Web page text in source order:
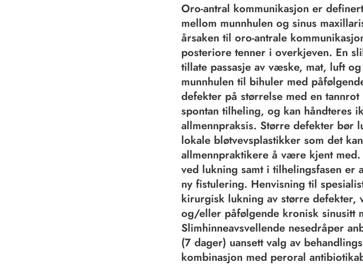
Oro-antral kommunikasjon er
mellom munnhulen og sinus
årsaken til oro-antrale
posteriore tenner i overkjeven. En
tillate passasje av væske, mat, luft
munnhulen til bihuler med
defekter på størrelse med en
spontan tilheling, og kan håndteres
allmennpraksis. Større defekter bør
lokale bløtvevsplastikker som det
allmennpraktikere å være kjent
ved lukning samt i tilhelingsfasen er
ny fistulering. Henvisning til
kirurgisk lukning av større defekter,
og/eller påfølgende kronisk sinusitt
Slimhinneavsvellende nesedråper
(7 dager) uansett valg av
kombinasjon med peroral